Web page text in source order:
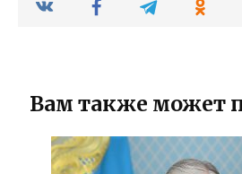
Вам также может